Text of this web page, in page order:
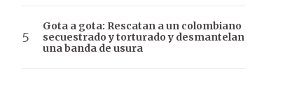
Gota a gota: Rescatan a un colombiano
secuestrado y torturado y desmantelan
una banda de usura